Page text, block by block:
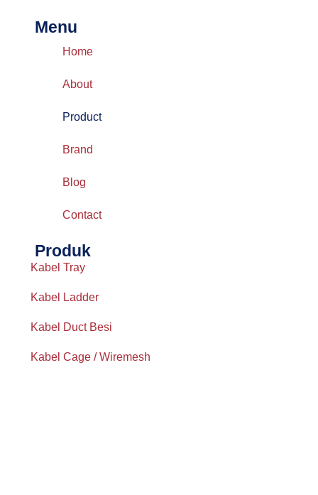
Menu
Home
About
Product
Brand
Blog
Contact
Produk
Kabel Tray
Kabel Ladder
Kabel Duct Besi
Kabel Cage / Wiremesh